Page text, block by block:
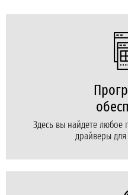
Здесь вы найдете любое
драйверы